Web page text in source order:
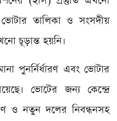
তালিকা ও সংসদীয়
চূড়ান্ত হয়নি।
পুনর্নির্ধারণ এবং ভোটার
ভোটের জন্য কেন্দ্রে
ও নতুন দলের নিবন্ধনসহ